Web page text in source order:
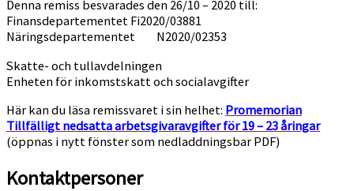
Denna remiss besvarades den 26/10 – 2020 till:
Finansdepartementet Fi2020/03881
Näringsdepartementet N2020/02353
Skatte- och tullavdelningen
Enheten för inkomstskatt och socialavgifter
Här kan du läsa remissvaret i sin helhet: Promemorian
Tillfälligt nedsatta arbetsgivaravgifter för 19 – 23 åringar
(öppnas i nytt fönster som nedladdningsbar PDF)
Kontaktpersoner